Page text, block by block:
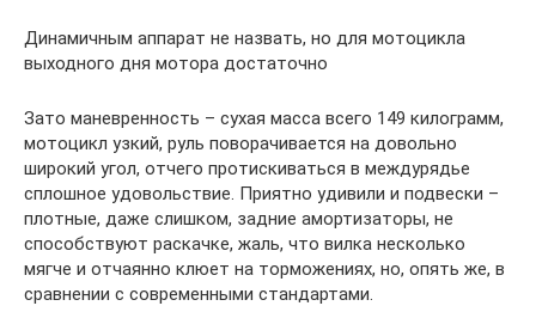
Динамичным аппарат не назвать, но для мотоцикла
выходного дня мотора достаточно
Зато маневренность – сухая масса всего 149 килограмм,
мотоцикл узкий, руль поворачивается на довольно
широкий угол, отчего протискиваться в междурядье
сплошное удовольствие. Приятно удивили и подвески –
плотные, даже слишком, задние амортизаторы, не
способствуют раскачке, жаль, что вилка несколько
мягче и отчаянно клюет на торможениях, но, опять же, в
сравнении с современными стандартами.